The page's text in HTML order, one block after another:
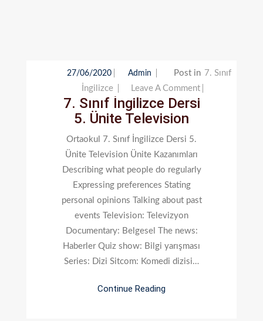
27/06/2020 Admin Post in 7. Sınıf
İngilizce
Leave A Comment
7. Sınıf İngilizce Dersi
5. Ünite Television
Ortaokul 7. Sınıf İngilizce Dersi 5.
Ünite Television Ünite Kazanımları
Describing what people do regularly
Expressing preferences Stating
personal opinions Talking about past
events Television: Televizyon
Documentary: Belgesel The news:
Haberler Quiz show: Bilgi yarışması
Series: Dizi Sitcom: Komedi dizisi…
Continue Reading